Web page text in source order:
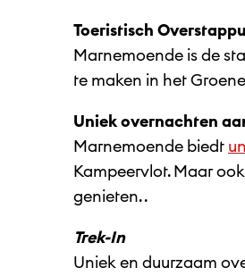
Toeristisch
Marnemoende is de
te maken in het
Uniek overnachten
Marnemoende biedt
Kampeervlot. Maar
genieten. .
Trek-In
Uniek en duurzaam